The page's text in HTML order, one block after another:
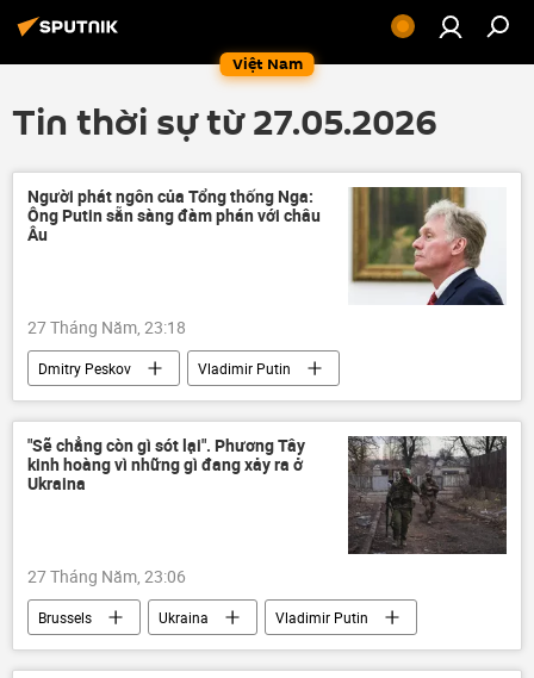
Việt Nam
Tin thời sự từ 27.05.2026
Người phát ngôn сủa Tổng thống Nga:
Ông Putin sẵn sàng đàm phán với châu
Âu
27 Tháng Năm, 23:18
Dmitry Peskov
Vladimir Putin
Nga
Châu Âu
Thế giới
Liên minh châu Âu
EAEU
Armenia
Matxcơva
"Sẽ chẳng còn gì sót lại". Phương Tây
kinh hoàng vì những gì đang xảy ra ở
Ukraina
27 Tháng Năm, 23:06
Brussels Ukraina
Vladimir Putin
Sergey Lavrov
Nga